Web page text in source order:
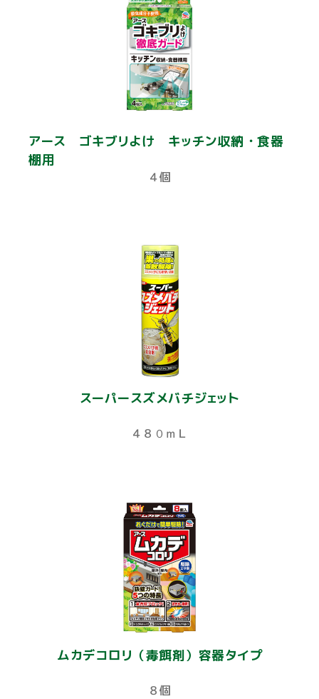
アース ゴキブリよけ キッチン収納・食器
棚用
４個
スーパースズメバチジェット
４８０ｍＬ
ムカデコロリ（毒餌剤）容器タイプ
８個